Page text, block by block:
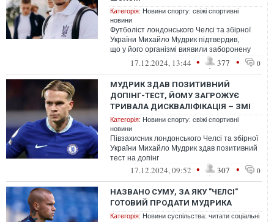
Категорія: Новини спорту: свіжі спортивні
новини
Футболіст лондонського Челсі та збірної
України Михайло Мудрик підтвердив,
що у його організмі виявили заборонену
речовину.17.12.2024, 13:44 • 377 • 0
МУДРИК ЗДАВ ПОЗИТИВНИЙ
ДОПІНГ-ТЕСТ, ЙОМУ ЗАГРОЖУЄ
ТРИВАЛА ДИСКВАЛІФІКАЦІЯ – ЗМІ
Категорія: Новини спорту: свіжі спортивні
новини
Півзахисник лондонського Челсі та збірної
України Михайло Мудрик здав позитивний
тест на допінг
17.12.2024, 09:52 • 307 • 0
НАЗВАНО СУМУ, ЗА ЯКУ "ЧЕЛСІ"
ГОТОВИЙ ПРОДАТИ МУДРИКА
Категорія: Новини суспільства: читати соціальні